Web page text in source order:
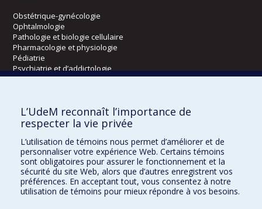
Obstétrique-gynécologie
Ophtalmologie
Pathologie et biologie cellulaire
Pharmacologie et physiologie
Pédiatrie
Psychiatrie et d’addictologie
Radiologie, radio-oncologie et médecine nucléaire
Écoles
Orthophonie et audiologie
Réadaptation
Directions
L’UdeM reconnaît l’importance de
respecter la vie privée
L’utilisation de témoins nous permet d’améliorer et de
personnaliser votre expérience Web. Certains témoins
sont obligatoires pour assurer le fonctionnement et la
sécurité du site Web, alors que d’autres enregistrent vos
préférences. En acceptant tout, vous consentez à notre
utilisation de témoins pour mieux répondre à vos besoins.